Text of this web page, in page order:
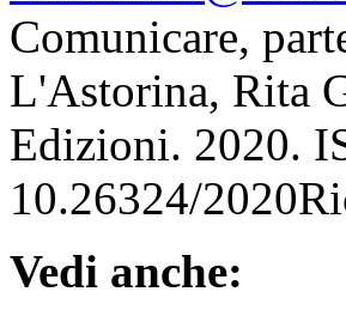
Comunicare,
L'Astorina, Rita
Edizioni. 2020.
10.26324/
Vedi anche: